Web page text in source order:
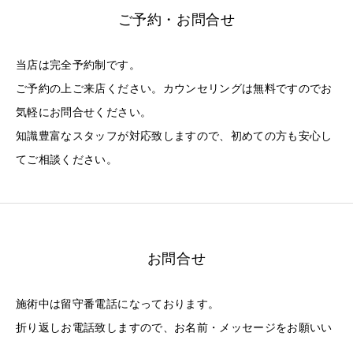
ご予約・お問合せ
当店は完全予約制です。
ご予約の上ご来店ください。カウンセリングは無料ですのでお
気軽にお問合せください。
知識豊富なスタッフが対応致しますので、初めての方も安心し
てご相談ください。
お問合せ
施術中は留守番電話になっております。
折り返しお電話致しますので、お名前・メッセージをお願いい